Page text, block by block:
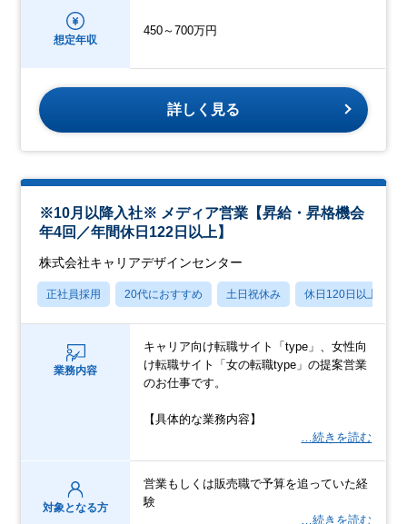
想定年収
450～700万円
詳しく見る
※10月以降入社※ メディア営業【昇給・昇格機会
年4回／年間休日122日以上】
株式会社キャリアデザインセンター
正社員採用 20代におすすめ 土日祝休み 休日120日以上
業務内容
キャリア向け転職サイト「type」、女性向
け転職サイト「女の転職type」の提案営業
のお仕事です。
【具体的な業務内容】
…続きを読む
対象となる方
営業もしくは販売職で予算を追っていた経
験
…続きを読む